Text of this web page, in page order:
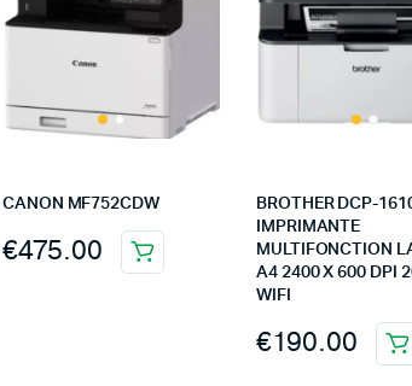
CANON MF752CDW
€475.00
BROTHER DCP-
IMPRIMANTE
MULTIFONCTION
A4 2400 X 600 DPI
WIFI
€190.00